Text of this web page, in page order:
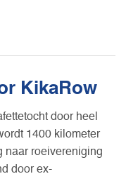
KikaRow
door heel
1400 kilometer
naar roeivereniging
door ex-